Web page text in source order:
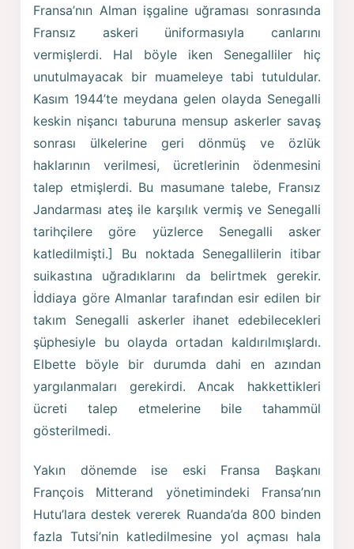
Fransa’nın Alman işgaline uğraması sonrasında
Fransız askeri üniformasıyla canlarını
vermişlerdi. Hal böyle iken Senegalliler hiç
unutulmayacak bir muameleye tabi tutuldular.
Kasım 1944’te meydana gelen olayda Senegalli
keskin nişancı taburuna mensup askerler savaş
sonrası ülkelerine geri dönmüş ve özlük
haklarının verilmesi, ücretlerinin ödenmesini
talep etmişlerdi. Bu masumane talebe, Fransız
Jandarması ateş ile karşılık vermiş ve Senegalli
tarihçilere göre yüzlerce Senegalli asker
katledilmişti.] Bu noktada Senegallilerin itibar
suikastına uğradıklarını da belirtmek gerekir.
İddiaya göre Almanlar tarafından esir edilen bir
takım Senegalli askerler ihanet edebilecekleri
şüphesiyle bu olayda ortadan kaldırılmışlardı.
Elbette böyle bir durumda dahi en azından
yargılanmaları gerekirdi. Ancak hakkettikleri
ücreti talep etmelerine bile tahammül
gösterilmedi.
Yakın dönemde ise eski Fransa Başkanı
François Mitterand yönetimindeki Fransa’nın
Hutu’lara destek vererek Ruanda’da 800 binden
fazla Tutsi’nin katledilmesine yol açması hala